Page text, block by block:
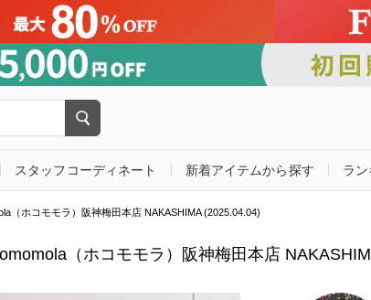
スタッフコーディネート 新着アイテムから探す ラ
（ホコモモラ）阪神梅田本店 NAKASHIMA (2025.04.04)
（ホコモモラ）阪神梅田本店